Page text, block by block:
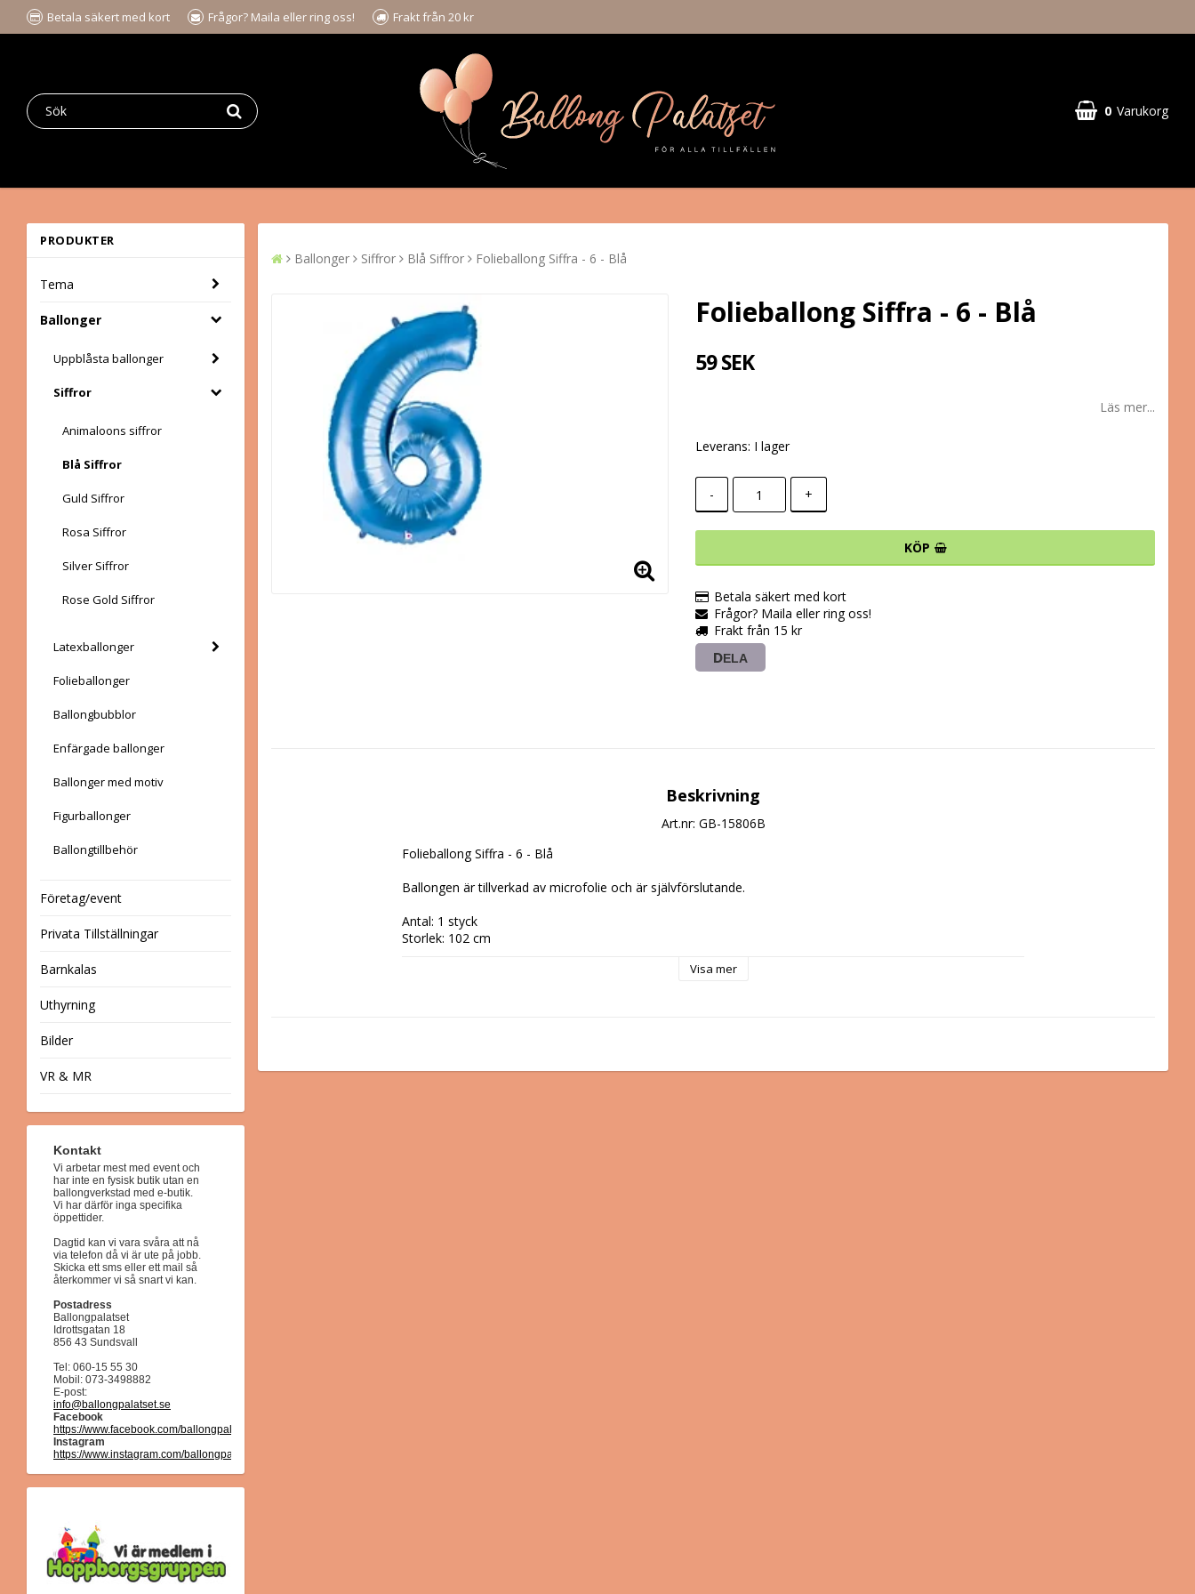
Betala säkert med kort Frågor? Maila eller ring oss! Frakt från 20 kr
0 Varukorg
PRODUKTER
Tema
Ballonger
Uppblåsta ballonger
Siffror
Animaloons siffror
Blå Siffror
Guld Siffror
Rosa Siffror
Silver Siffror
Rose Gold Siffror
Latexballonger
Folieballonger
Ballongbubblor
Enfärgade ballonger
Ballonger med motiv
Figurballonger
Ballongtillbehör
Företag/event
Privata Tillställningar
Barnkalas
Uthyrning
Bilder
VR & MR
Kontakt
Vi arbetar mest med event och
har inte en fysisk butik utan en
ballongverkstad med e-butik.
Vi har därför inga specifika
öppettider.
Dagtid kan vi vara svåra att nå
via telefon då vi är ute på jobb.
Skicka ett sms eller ett mail så
återkommer vi så snart vi kan.
Postadress
Ballongpalatset
Idrottsgatan 18
856 43 Sundsvall
Tel: 060-15 55 30
Mobil: 073-3498882
E-post:
info@ballongpalatset.se
Facebook
https://www.facebook.com/ballongpalatset/
Instagram
https://www.instagram.com/ballongpalatset/
Ballonger Siffror Blå Siffror Folieballong Siffra - 6 - Blå
Folieballong Siffra - 6 - Blå
59 SEK
Läs mer...
Leverans: I lager
- +
KÖP
Betala säkert med kort
Frågor? Maila eller ring oss!
Frakt från 15 kr
DELA
Beskrivning
Art.nr: GB-15806B
Folieballong Siffra - 6 - Blå
Ballongen är tillverkad av microfolie och är självförslutande.
Antal: 1 styck
Storlek: 102 cm
Visa mer